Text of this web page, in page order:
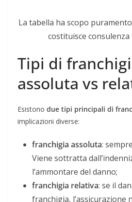
La tabella ha scopo
costituisce
Tipi di
assoluta vs
Esistono due tipi principali di
implicazioni diverse:
franchigia assoluta:
Viene sottratta
l’ammontare del danno;
franchigia relativa: se il
franchigia, l’assicurazione